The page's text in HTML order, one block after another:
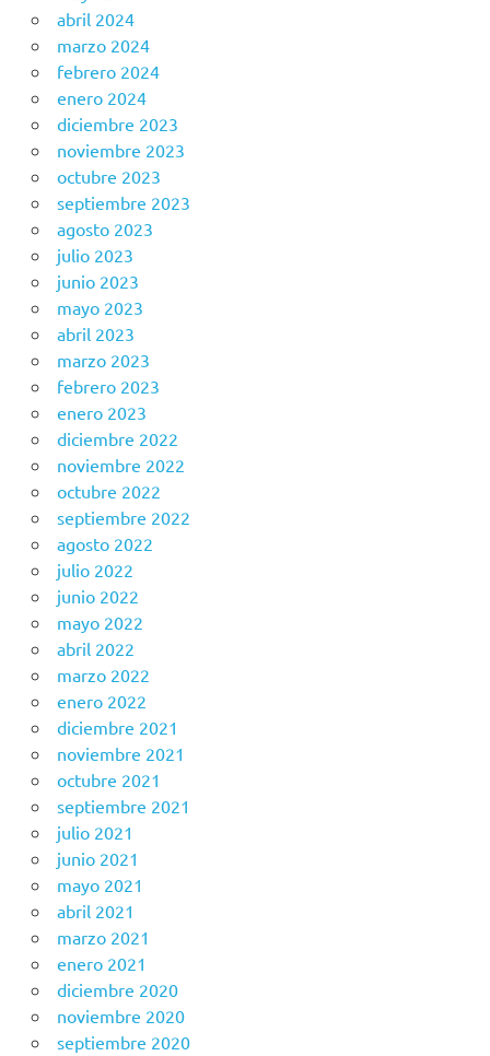
abril 2024
marzo 2024
febrero 2024
enero 2024
diciembre 2023
noviembre 2023
octubre 2023
septiembre 2023
agosto 2023
julio 2023
junio 2023
mayo 2023
abril 2023
marzo 2023
febrero 2023
enero 2023
diciembre 2022
noviembre 2022
octubre 2022
septiembre 2022
agosto 2022
julio 2022
junio 2022
mayo 2022
abril 2022
marzo 2022
enero 2022
diciembre 2021
noviembre 2021
octubre 2021
septiembre 2021
julio 2021
junio 2021
mayo 2021
abril 2021
marzo 2021
enero 2021
diciembre 2020
noviembre 2020
septiembre 2020